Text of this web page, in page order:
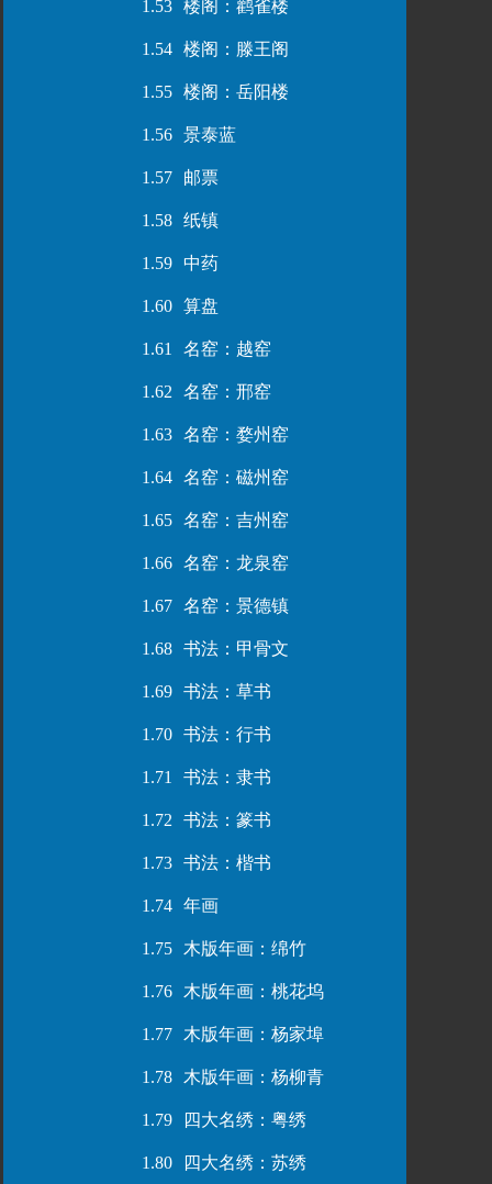
1.53 楼阁：鹳雀楼
1.54 楼阁：滕王阁
1.55 楼阁：岳阳楼
1.56 景泰蓝
1.57 邮票
1.58 纸镇
1.59 中药
1.60 算盘
1.61 名窑：越窑
1.62 名窑：邢窑
1.63 名窑：婺州窑
1.64 名窑：磁州窑
1.65 名窑：吉州窑
1.66 名窑：龙泉窑
1.67 名窑：景德镇
1.68 书法：甲骨文
1.69 书法：草书
1.70 书法：行书
1.71 书法：隶书
1.72 书法：篆书
1.73 书法：楷书
1.74 年画
1.75 木版年画：绵竹
1.76 木版年画：桃花坞
1.77 木版年画：杨家埠
1.78 木版年画：杨柳青
1.79 四大名绣：粤绣
1.80 四大名绣：苏绣